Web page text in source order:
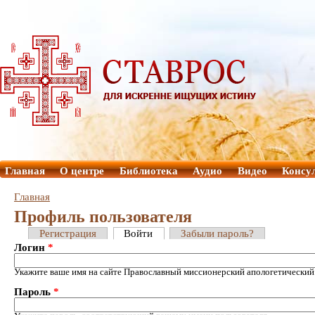
Главная О центре Библиотека Аудио Видео
Главная
Профиль пользователя
Регистрация Войти
Забыли пароль?
Логин *
Укажите ваше имя на сайте Православный миссионерский
Пароль *